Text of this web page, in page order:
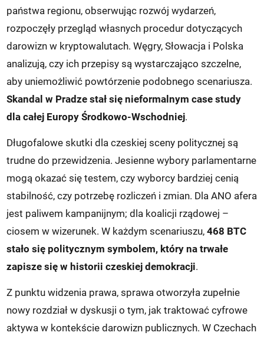
państwa regionu, obserwując rozwój wydarzeń,
rozpoczęły przegląd własnych procedur dotyczących
darowizn w kryptowalutach. Węgry, Słowacja i Polska
analizują, czy ich przepisy są wystarczająco szczelne,
aby uniemożliwić powtórzenie podobnego scenariusza.
Skandal w Pradze stał się nieformalnym case study
dla całej Europy Środkowo-Wschodniej.
Długofalowe skutki dla czeskiej sceny politycznej są
trudne do przewidzenia. Jesienne wybory parlamentarne
mogą okazać się testem, czy wyborcy bardziej cenią
stabilność, czy potrzebę rozliczeń i zmian. Dla ANO afera
jest paliwem kampanijnym; dla koalicji rządowej –
ciosem w wizerunek. W każdym scenariuszu,468 BTC
stało się politycznym symbolem, który na trwałe
zapisze się w historii czeskiej demokracji.
Z punktu widzenia prawa, sprawa otworzyła zupełnie
nowy rozdział w dyskusji o tym, jak traktować cyfrowe
aktywa w kontekście darowizn publicznych. W Czechach